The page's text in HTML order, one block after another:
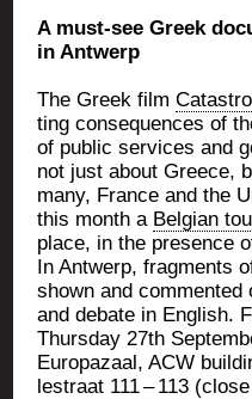
A must-see Greek
in Antwerp
The Greek film
ting conse­quences of
of public ser­vices and
not just about Greece,
ma­ny, France and the
this month a Bel­gian
place, in the pre­sence
In Ant­werp, frag­ments
shown and
and debate in English.
Thurs­day 27th
Euro­pa­zaal, ACW
les­traat 111 – 113